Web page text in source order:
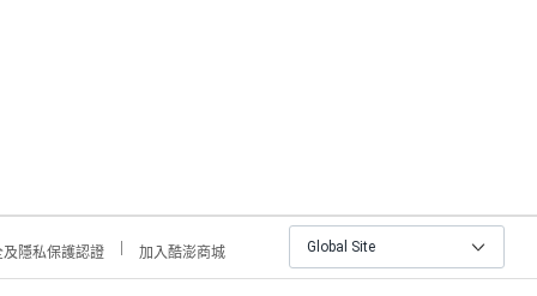
及隱私保護認證 加入酷澎商城 Global Site